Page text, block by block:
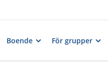
Boende För grupper